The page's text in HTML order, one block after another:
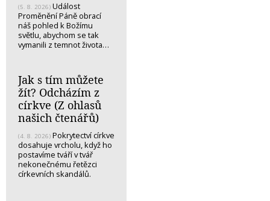
(5. 8. 2026) Událost
Proměnění Páně obrací
náš pohled k Božímu
světlu, abychom se tak
vymanili z temnot života…
Jak s tím můžete
žít? Odcházím z
církve (Z ohlasů
našich čtenářů)
(4. 8. 2026) Pokrytectví církve
dosahuje vrcholu, když ho
postavíme tváří v tvář
nekonečnému řetězci
církevních skandálů.